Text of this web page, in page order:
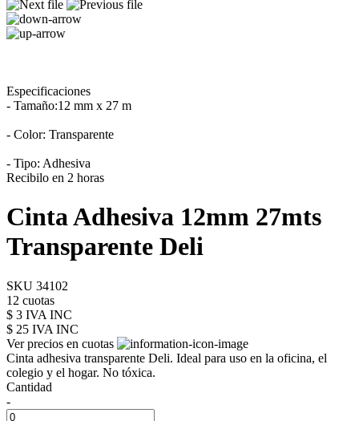
Especificaciones
- Tamaño:12 mm x 27 m
- Color: Transparente
- Tipo: Adhesiva
Recibilo en 2 horas
Cinta Adhesiva 12mm 27mts
Transparente Deli
SKU 34102
12 cuotas
$ 3 IVA INC
$ 25 IVA INC
Ver precios en cuotas
Cinta adhesiva transparente Deli. Ideal para uso en la oficina, el
colegio y el hogar. No tóxica.
Cantidad
-